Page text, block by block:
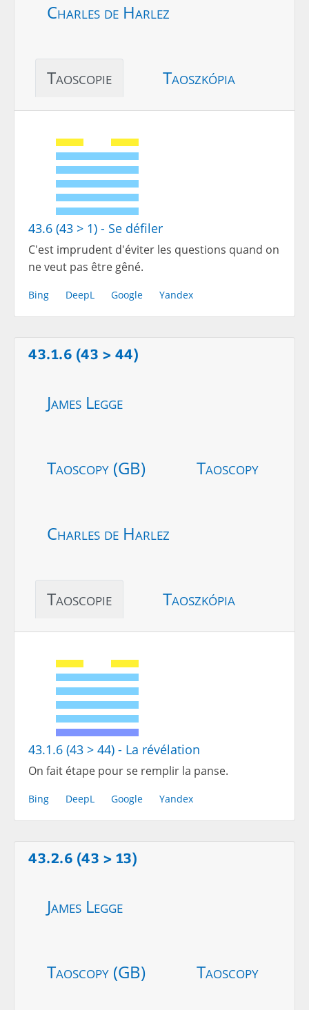
Charles de Harlez
Taoscopie Taoszkópia
43.6 (43 > 1) - Se défiler
C'est imprudent d'éviter les questions quand on
ne veut pas être gêné.
Bing DeepL Google Yandex
43.1.6 (43 > 44)
James Legge
Taoscopy (GB) Taoscopy
Charles de Harlez
Taoscopie Taoszkópia
43.1.6 (43 > 44) - La révélation
On fait étape pour se remplir la panse.
Bing DeepL Google Yandex
43.2.6 (43 > 13)
James Legge
Taoscopy (GB) Taoscopy